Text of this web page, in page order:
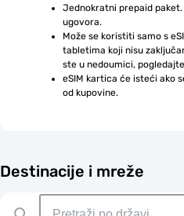
Jednokratni prepaid
ugovora.
Može se koristiti samo s
tabletima koji nisu
ste u nedoumici,
eSIM kartica će isteći ako
od kupovine.
Destinacije i mreže